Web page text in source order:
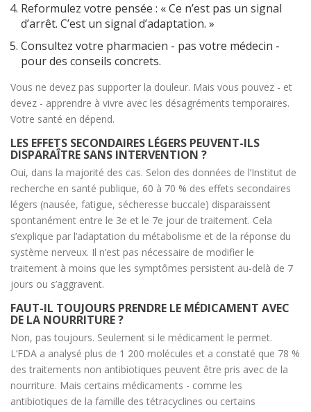
Reformulez votre pensée : « Ce n’est pas un signal
d’arrêt. C’est un signal d’adaptation. »
Consultez votre pharmacien - pas votre médecin -
pour des conseils concrets.
Vous ne devez pas supporter la douleur. Mais vous pouvez - et
devez - apprendre à vivre avec les désagréments temporaires.
Votre santé en dépend.
LES EFFETS SECONDAIRES LÉGERS PEUVENT-ILS
DISPARAÎTRE SANS INTERVENTION ?
Oui, dans la majorité des cas. Selon des données de l’Institut de
recherche en santé publique, 60 à 70 % des effets secondaires
légers (nausée, fatigue, sécheresse buccale) disparaissent
spontanément entre le 3e et le 7e jour de traitement. Cela
s’explique par l’adaptation du métabolisme et de la réponse du
système nerveux. Il n’est pas nécessaire de modifier le
traitement à moins que les symptômes persistent au-delà de 7
jours ou s’aggravent.
FAUT-IL TOUJOURS PRENDRE LE MÉDICAMENT AVEC
DE LA NOURRITURE ?
Non, pas toujours. Seulement si le médicament le permet.
L’FDA a analysé plus de 1 200 molécules et a constaté que 78 %
des traitements non antibiotiques peuvent être pris avec de la
nourriture. Mais certains médicaments - comme les
antibiotiques de la famille des tétracyclines ou certains